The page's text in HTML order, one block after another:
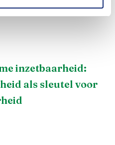
inzetbaarheid:
als sleutel voor